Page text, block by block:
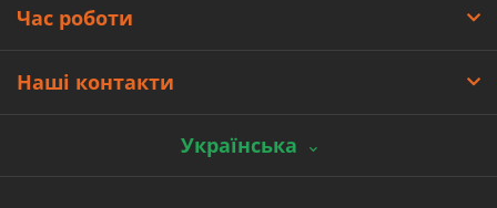
Час роботи
Наші контакти
Українська